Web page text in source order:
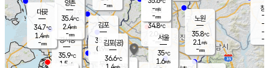
경서동
35.9℃
1.5 m/s
-mm
대곶
34.7℃
1.4m/s
-mm
창
-
-m/
-
김포
35.7℃
0.9 m/s
mm
부천
양촌
35.4℃
2.4m/s
-mm
은평
34.8℃
2.0 m/s
- mm
노원
35.8℃
2.1 m/s
-mm
-m/s
-mm
김포(공)
36.6℃
m/s
서울
35℃
1.6m/s